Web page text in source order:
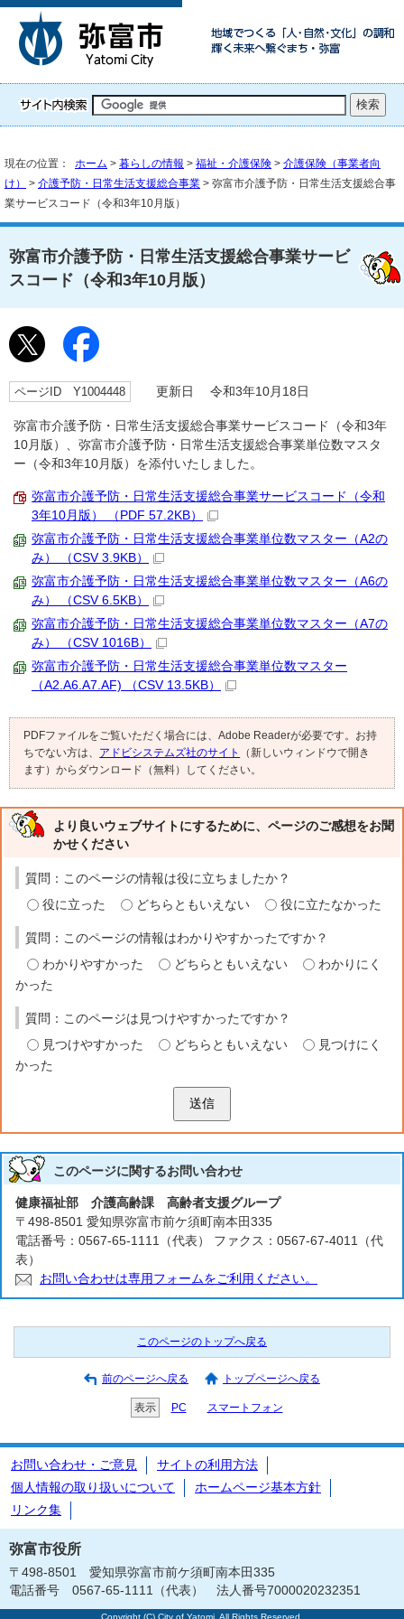
現在の位置： ホーム > 暮らしの情報 > 福祉・介護保険 > 介護保険（事業者向
け）
> 介護予防・日常生活支援総合事業 > 弥富市介護予防・日常生活支援総合事
業サービスコード（令和3年10月版）
弥富市介護予防・日常生活支援総合事業サービ
スコード（令和3年10月版）
ページID Y1004448 更新日 令和3年10月18日
弥富市介護予防・日常生活支援総合事業サービスコード（令和3年
10月版）、弥富市介護予防・日常生活支援総合事業単位数マスタ
ー（令和3年10月版）を添付いたしました。
弥富市介護予防・日常生活支援総合事業サービスコード（令和
3年10月版） （PDF 57.2KB）
弥富市介護予防・日常生活支援総合事業単位数マスター（A2の
み） （CSV 3.9KB）
弥富市介護予防・日常生活支援総合事業単位数マスター（A6の
み） （CSV 6.5KB）
弥富市介護予防・日常生活支援総合事業単位数マスター（A7の
み） （CSV 1016B）
弥富市介護予防・日常生活支援総合事業単位数マスター
（A2.A6.A7.AF) （CSV 13.5KB）
PDFファイルをご覧いただく場合には、Adobe Readerが必要です。お持
ちでない方は、 アドビシステムズ社のサイト
（新しいウィンドウで開き
ます）からダウンロード（無料）してください。
より良いウェブサイトにするために、ページのご感想をお聞
かせください
質問：このページの情報は役に立ちましたか？
役に立った
どちらともいえない 役に立たなかった
質問：このページの情報はわかりやすかったですか？
わかりやすかった
どちらともいえない
わかりにく
かった
質問：このページは見つけやすかったですか？
見つけやすかった
どちらともいえない
見つけにく
かった
送信
このページに関するお問い合わせ
健康福祉部 介護高齢課 高齢者支援グループ
〒498-8501 愛知県弥富市前ケ須町南本田335
電話番号：0567-65-1111（代表） ファクス：0567-67-4011（代
表）
お問い合わせは専用フォームをご利用ください。
このページのトップへ戻る
前のページへ戻る トップページへ戻る
表示 PC スマートフォン
お問い合わせ・ご意見
サイトの利用方法
個人情報の取り扱いについて
ホームページ基本方針
リンク集
弥富市役所
〒498-8501 愛知県弥富市前ケ須町南本田335
電話番号 0567-65-1111（代表） 法人番号7000020232351
Copyright (C) City of Yatomi, All Rights Reserved.